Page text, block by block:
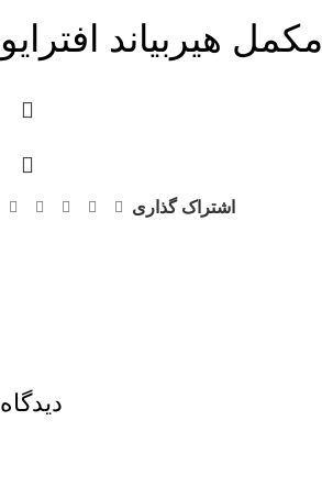
مکمل هیربیاند افترایو
اشتراک گذاری
دیدگاه